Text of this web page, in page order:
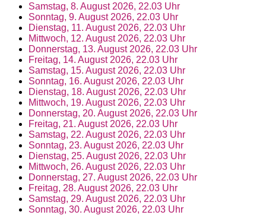
Samstag, 8. August 2026, 22.03 Uhr
Sonntag, 9. August 2026, 22.03 Uhr
Dienstag, 11. August 2026, 22.03 Uhr
Mittwoch, 12. August 2026, 22.03 Uhr
Donnerstag, 13. August 2026, 22.03 Uhr
Freitag, 14. August 2026, 22.03 Uhr
Samstag, 15. August 2026, 22.03 Uhr
Sonntag, 16. August 2026, 22.03 Uhr
Dienstag, 18. August 2026, 22.03 Uhr
Mittwoch, 19. August 2026, 22.03 Uhr
Donnerstag, 20. August 2026, 22.03 Uhr
Freitag, 21. August 2026, 22.03 Uhr
Samstag, 22. August 2026, 22.03 Uhr
Sonntag, 23. August 2026, 22.03 Uhr
Dienstag, 25. August 2026, 22.03 Uhr
Mittwoch, 26. August 2026, 22.03 Uhr
Donnerstag, 27. August 2026, 22.03 Uhr
Freitag, 28. August 2026, 22.03 Uhr
Samstag, 29. August 2026, 22.03 Uhr
Sonntag, 30. August 2026, 22.03 Uhr